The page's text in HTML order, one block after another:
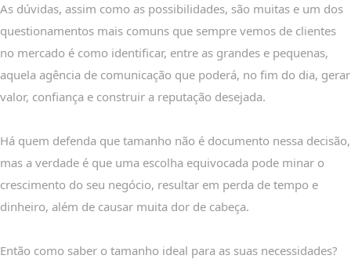
As dúvidas, assim como as possibilidades, são muitas e um dos
questionamentos mais comuns que sempre vemos de clientes
no mercado é como identificar, entre as grandes e pequenas,
aquela agência de comunicação que poderá, no fim do dia, gerar
valor, confiança e construir a reputação desejada.
Há quem defenda que tamanho não é documento nessa decisão,
mas a verdade é que uma escolha equivocada pode minar o
crescimento do seu negócio, resultar em perda de tempo e
dinheiro, além de causar muita dor de cabeça.
Então como saber o tamanho ideal para as suas necessidades?